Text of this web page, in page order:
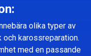
olika typer av
karossreparation.
med en passande